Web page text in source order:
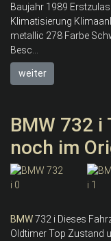
Baujahr 1989
Klimatisierung
metallic 278 Farbe
Besc...
weiter
BMW 732 i
noch im
BMW732 i Dieses
Oldtimer Top Zustand